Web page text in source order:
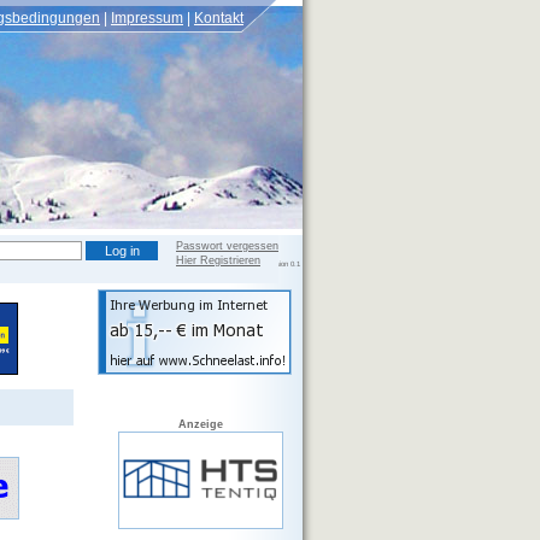
Impressum Kontakt
Passwort vergessen
Hier Registrieren
Anzeige
Version 0.2.108 beta, DB Version 0.1